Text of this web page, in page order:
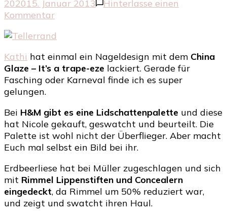
202015. Januar 2013
Hinterlasse einen
Kommentarzu
über
Tellerrand
Kathi hat einmal ein Nageldesign mit dem China
Glaze – It’s a trape-eze lackiert. Gerade für
Fasching oder Karneval finde ich es super
gelungen.
Bei H&M gibt es eine Lidschattenpalette und diese
hat Nicole gekauft, geswatcht und beurteilt. Die
Palette ist wohl nicht der Überflieger. Aber macht
Euch mal selbst ein Bild bei ihr.
Erdbeerliese hat bei Müller zugeschlagen und sich
mit Rimmel Lippenstiften und Concealern
eingedeckt, da Rimmel um 50% reduziert war,
und zeigt und swatcht ihren Haul.